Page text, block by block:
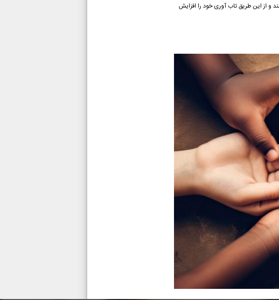
و از این طریق تاب آوری خود را افزایش